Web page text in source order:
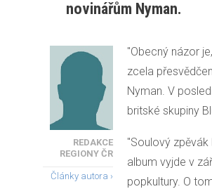
novinářům Nyman.
REDAKCE
REGIONY ČR
Články autora ›
"Obecný názor
zcela
Nyman. V
britské skupiny
"Soulový
album vyjde v
popkultury. O